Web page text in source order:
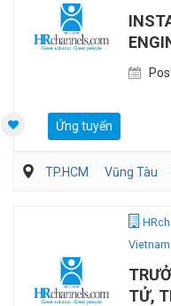
Ứng tuyển
TP.HCM Vũng Tàu
Vietnam
TỬ,